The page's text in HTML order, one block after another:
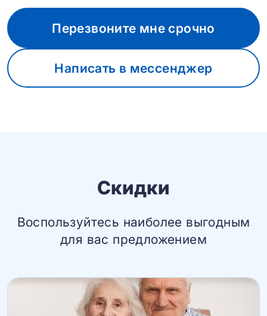
Перезвоните мне срочно
Написать в мессенджер
Скидки
Воспользуйтесь наиболее выгодным
для вас предложением